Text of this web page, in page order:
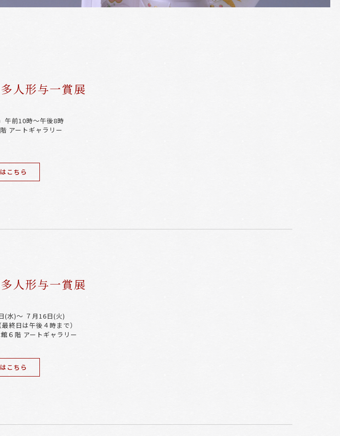
人形与一賞展
午前10時～午後8時
アートギャラリー
こちら
人形与一賞展
(水)～ ７月16日(火)
終日は午後４時まで）
６階 アートギャラリー
こちら